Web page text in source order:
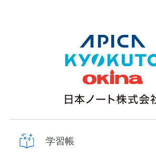
学習帳